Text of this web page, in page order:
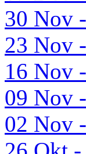
30 Nov
23 Nov
16 Nov
09 Nov
02 Nov